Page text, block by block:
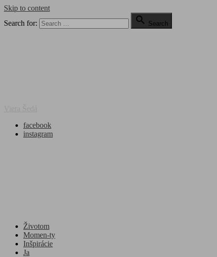
Skip to content
Search for:
 Search
facebook
instagram
Životom
Momen-ty
Inšpirácie
Ja